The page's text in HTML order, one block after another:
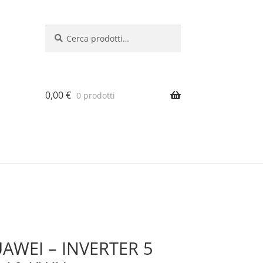
0,00€ 0 prodotti
– INVERTER 5